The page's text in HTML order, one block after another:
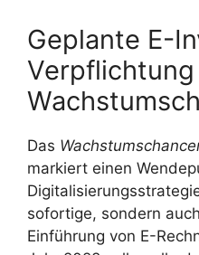
Geplante E-
Das
markiert einen
sofortige, sondern
Einführung von E-